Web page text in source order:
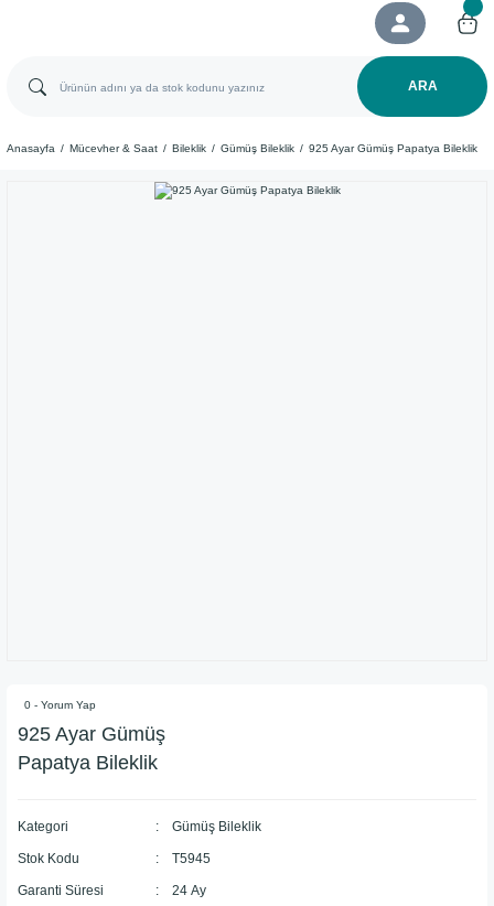
ARA
Anasayfa Mücevher & Saat Bileklik Gümüş Bileklik 925 Ayar Gümüş Papatya Bileklik
0 - Yorum Yap
925 Ayar Gümüş
Papatya Bileklik
Kategori Gümüş Bileklik
Stok Kodu T5945
Garanti Süresi 24 Ay